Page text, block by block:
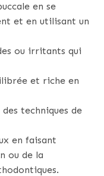
en se
et en utilisant un
ou irritants qui
et riche en
techniques de
en faisant
ou de la